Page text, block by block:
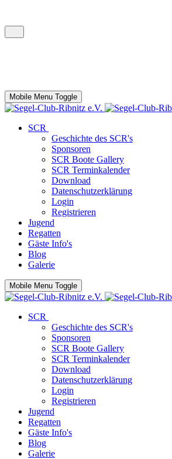
Mobile Menu Toggle
SCR
Geschichte des SCR's
Sponsoren
SCR Boote Gallery
SCR Terminkalender
Download
Datenschutzerklärung
Login
Registrieren
Jugend
Regatten
Gäste Info's
Blog
Galerie
Mobile Menu Toggle
SCR
Geschichte des SCR's
Sponsoren
SCR Boote Gallery
SCR Terminkalender
Download
Datenschutzerklärung
Login
Registrieren
Jugend
Regatten
Gäste Info's
Blog
Galerie